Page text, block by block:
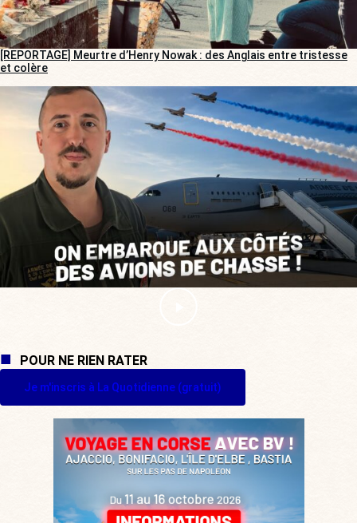
[REPORTAGE] Meurtre d’Henry Nowak : des Anglais entre tristesse
et colère
POUR NE RIEN RATER
Je m'inscris à La Quotidienne (gratuit)